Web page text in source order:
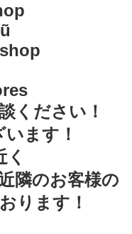
ください！
ます！
隣のお客様の
ります！